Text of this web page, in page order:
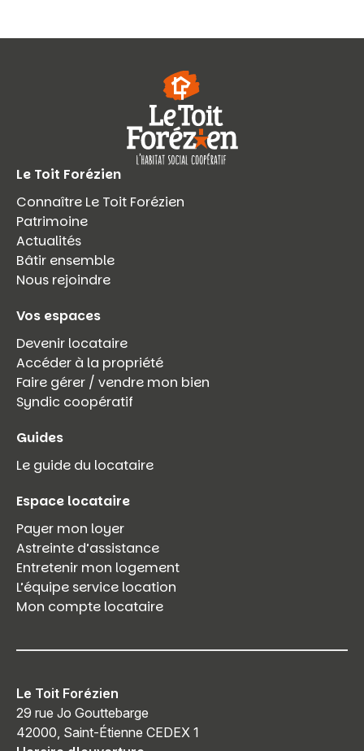
Le Toit Forézien
Connaître Le Toit Forézien
Patrimoine
Actualités
Bâtir ensemble
Nous rejoindre
Vos espaces
Devenir locataire
Accéder à la propriété
Faire gérer / vendre mon bien
Syndic coopératif
Guides
Le guide du locataire
Espace locataire
Payer mon loyer
Astreinte d’assistance
Entretenir mon logement
L’équipe service location
Mon compte locataire
Le Toit Forézien
29 rue Jo Gouttebarge
42000, Saint-Étienne CEDEX 1